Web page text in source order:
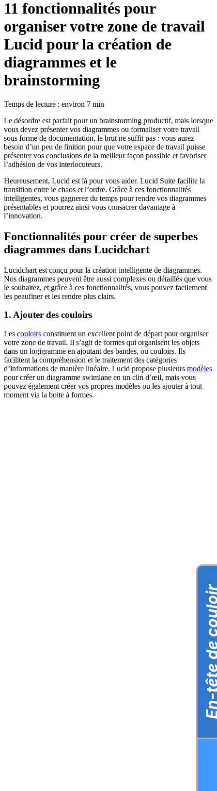
11 fonctionnalités pour
organiser votre zone de travail
Lucid pour la création de
diagrammes et le
brainstorming
Temps de lecture : environ 7 min
Le désordre est parfait pour un brainstorming productif, mais lorsque
vous devez présenter vos diagrammes ou formaliser votre travail
sous forme de documentation, le brut ne suffit pas : vous aurez
besoin d’un peu de finition pour que votre espace de travail puisse
présenter vos conclusions de la meilleur façon possible et favoriser
l’adhésion de vos interlocuteurs.
Heureusement, Lucid est là pour vous aider. Lucid Suite facilite la
transition entre le chaos et l’ordre. Grâce à ces fonctionnalités
intelligentes, vous gagnerez du temps pour rendre vos diagrammes
présentables et pourrez ainsi vous consacrer davantage à
l’innovation.
Fonctionnalités pour créer de superbes
diagrammes dans Lucidchart
Lucidchart est conçu pour la création intelligente de diagrammes.
Nos diagrammes peuvent être aussi complexes ou détaillés que vous
le souhaitez, et grâce à ces fonctionnalités, vous pouvez facilement
les peaufiner et les rendre plus clairs.
1. Ajouter des couloirs
Les couloirs constituent un excellent point de départ pour organiser
votre zone de travail. Il s’agit de formes qui organisent les objets
dans un logigramme en ajoutant des bandes, ou couloirs. Ils
facilitent la compréhension et le traitement des catégories
d’informations de manière linéaire. Lucid propose plusieurs modèles
pour créer un diagramme swimlane en un clin d’œil, mais vous
pouvez également créer vos propres modèles ou les ajouter à tout
moment via la boite à formes.